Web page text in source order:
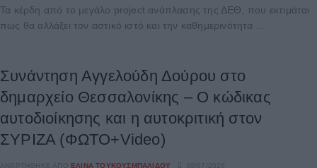
Τα κέρδη από το μεγάλο project ανάπλασης της ΔΕΘ, που εκτιμάται
πως θα αλλάξει τον αστικό ιστό και την καθημερινότητα ...
Συνάντηση Αγγελούδη Δούρου στο
δημαρχείο Θεσσαλονίκης – Ο κώδικας
αυτοδιοίκησης και η αυτοκριτική στον
ΣΥΡΙΖΑ (ΦΩΤΟ+Video)
ΑΝΑΡΤΉΘΗΚΕ ΑΠΌ ΕΛΊΝΑ ΤΟΥΚΟΥΣΜΠΑΛΊΔΟΥ